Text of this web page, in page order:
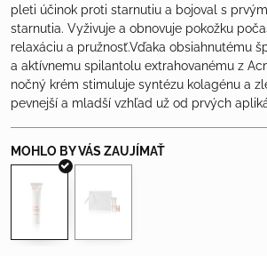
pleti účinok proti starnutiu a bojoval s
starnutia. Vyživuje a obnovuje pokožku
relaxáciu a pružnosť.Vďaka obsiahnutému
a aktívnemu spilantolu extrahovanému z
nočný krém stimuluje syntézu kolagénu a
pevnejší a mladší vzhľad už od prvých